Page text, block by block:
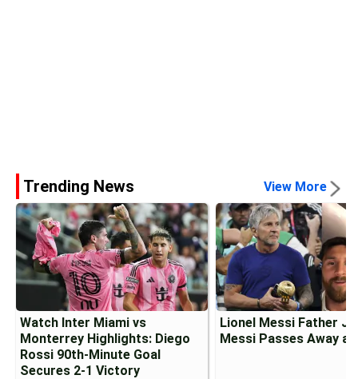
Trending News View More
Watch Inter Miami vs
Monterrey Highlights: Diego
Rossi 90th-Minute Goal
Secures 2-1 Victory
Lionel Messi Father
Messi Passes Away at